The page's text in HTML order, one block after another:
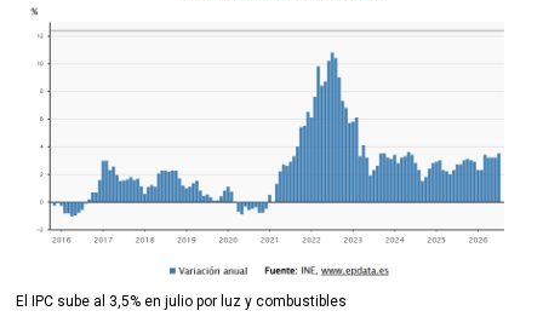
El IPC sube al 3,5% en julio por luz y combustibles